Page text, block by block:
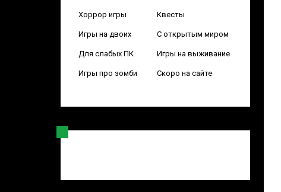
Хоррор игры Квесты
Игры на двоих С открытым миром
Для слабых ПК Игры на выживание
Игры про зомби Скоро на сайте